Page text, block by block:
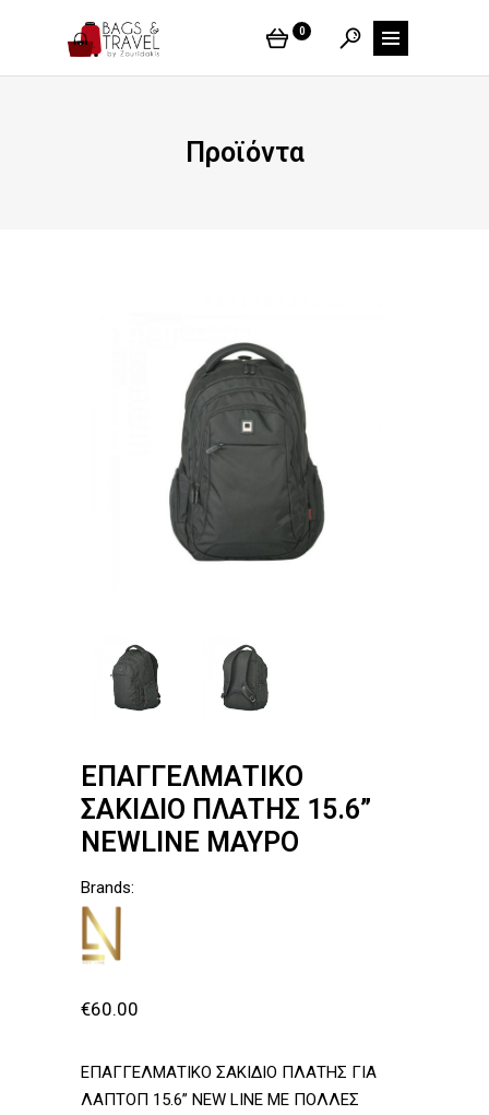
0
Προϊόντα
ΕΠΑΓΓΕΛΜΑΤΙΚΟ
ΣΑΚΙΔΙΟ ΠΛΑΤΗΣ 15.6”
NEWLINE ΜΑΥΡΟ
Brands:
€60.00
ΕΠΑΓΓΕΛΜΑΤΙΚΟ ΣΑΚΙΔΙΟ ΠΛΑΤΗΣ ΓΙΑ
ΛΑΠΤΟΠ 15.6” NEW LINE ME ΠΟΛΛΕΣ